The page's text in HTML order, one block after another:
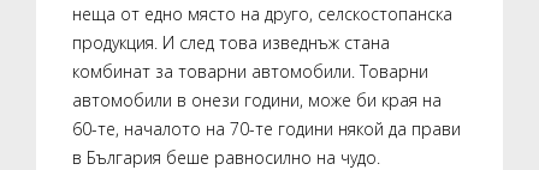
неща от едно място на друго, селскостопанска
продукция. И след това изведнъж стана
комбинат за товарни автомобили. Товарни
автомобили в онези години, може би края на
60-те, началото на 70-те години някой да прави
в България беше равносилно на чудо.